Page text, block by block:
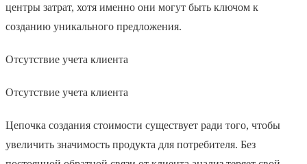
центры затрат, хотя именно они могут быть ключом к
созданию уникального предложения.
Отсутствие учета клиента
Отсутствие учета клиента
Цепочка создания стоимости существует ради того, чтобы
увеличить значимость продукта для потребителя. Без